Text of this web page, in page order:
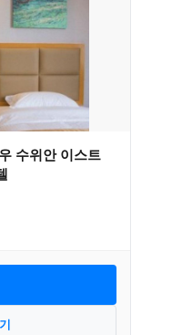
수위안 이스트